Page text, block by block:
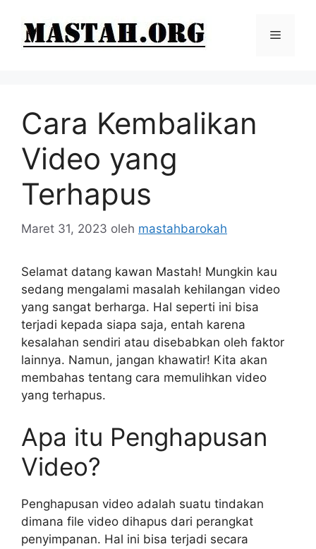
Menu
Cara Kembalikan
Video yang
Terhapus
Maret 31, 2023 oleh mastahbarokah
Selamat datang kawan Mastah! Mungkin kau
sedang mengalami masalah kehilangan video
yang sangat berharga. Hal seperti ini bisa
terjadi kepada siapa saja, entah karena
kesalahan sendiri atau disebabkan oleh faktor
lainnya. Namun, jangan khawatir! Kita akan
membahas tentang cara memulihkan video
yang terhapus.
Apa itu Penghapusan
Video?
Penghapusan video adalah suatu tindakan
dimana file video dihapus dari perangkat
penyimpanan. Hal ini bisa terjadi secara